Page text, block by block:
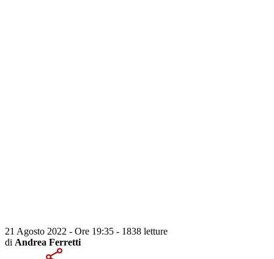
21 Agosto 2022 - Ore 19:35 - 1838 letture
di Andrea Ferretti